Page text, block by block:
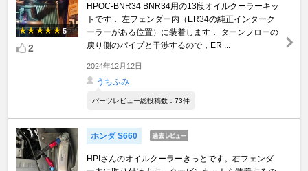
5
2
HPOC-BNR34 BNR34用の13段オイルクーラーキッ
トです． 左フェンダー内（ER34の純正インターク
ーラーがある位置）に装着します． ターンフローの
戻り側のパイプと干渉するので，ER ...
2024年12月12日
うちふみ
パーツレビュー総投稿数：73件
ホンダ S660
HPIさんのオイルクーラーきっとです。右フェンダ